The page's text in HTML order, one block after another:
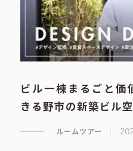
ビル一棟まるごと価
きる野市の新築ビル
ルームツアー